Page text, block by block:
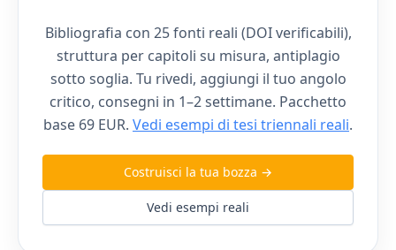
Bibliografia con 25 fonti reali (DOI verificabili),
struttura per capitoli su misura, antiplagio
sotto soglia. Tu rivedi, aggiungi il tuo angolo
critico, consegni in 1–2 settimane. Pacchetto
base 69 EUR. Vedi esempi di tesi triennali reali.
Costruisci la tua bozza →
Vedi esempi reali